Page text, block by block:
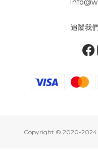
追蹤我
Copyright © 2020-2024